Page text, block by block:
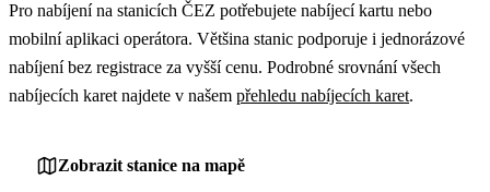
Pro nabíjení na stanicích ČEZ potřebujete nabíjecí kartu nebo
mobilní aplikaci operátora. Většina stanic podporuje i jednorázové
nabíjení bez registrace za vyšší cenu. Podrobné srovnání všech
nabíjecích karet najdete v našem přehledu nabíjecích karet.
Zobrazit stanice na mapě